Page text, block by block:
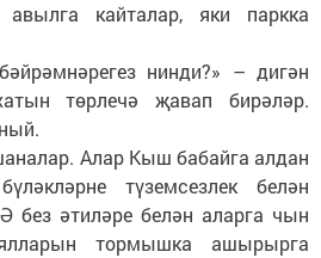
авылга кайталар, яки паркка
нинди?» – дигән
төрлечә җавап бирәләр.
Алар Кыш бабайга алдан
түземсезлек белән
әтиләре белән аларга чын
тормышка ашырырга